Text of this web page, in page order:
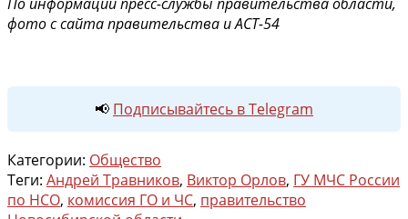
фото с сайта правительства и АСТ-54
📢 Подписывайтесь в Telegram
Категории: Общество
Теги: Андрей Травников, Виктор Орлов, ГУ МЧС России
по НСО, комиссия ГО и ЧС, правительство